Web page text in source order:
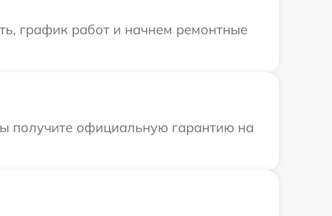
график работ и начнем ремонтные
получите официальную гарантию на